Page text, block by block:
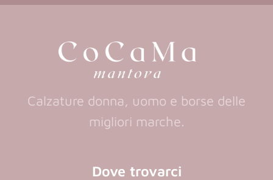
a
a
Calzature donna, uomo e borse delle
migliori marche.
Dove trovarci